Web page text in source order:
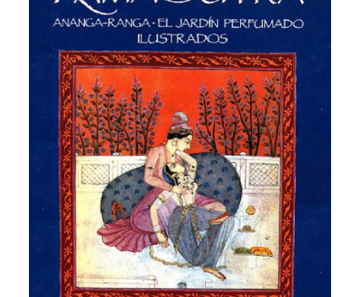
QUIENES SOMOS
CATEGORÍAS
AUTORES DESTACADOS
GLOSARIO
CONTACTO